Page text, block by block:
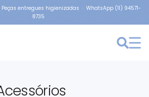
entregues higienizadas · WhatsApp (11) 94571-
8735